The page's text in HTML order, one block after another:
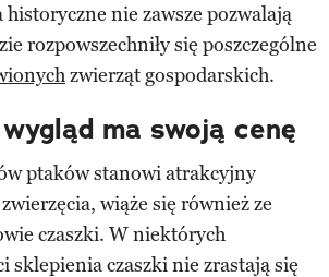
historyczne nie zawsze pozwalają
rozpowszechniły się poszczególne
zwierząt gospodarskich.
ma swoją cenę
ptaków stanowi atrakcyjny
wiąże się również ze
czaszki. W niektórych
sklepienia czaszki nie zrastają się